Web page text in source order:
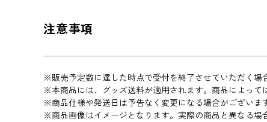
注意事項
※販売予定数に達した時点で受付を終了させていただく場
※本商品には、グッズ送料が適用されます。商品によって
※商品仕様や発送日は予告なく変更になる場合がございま
※商品画像はイメージとなります。実際の商品と異なる場